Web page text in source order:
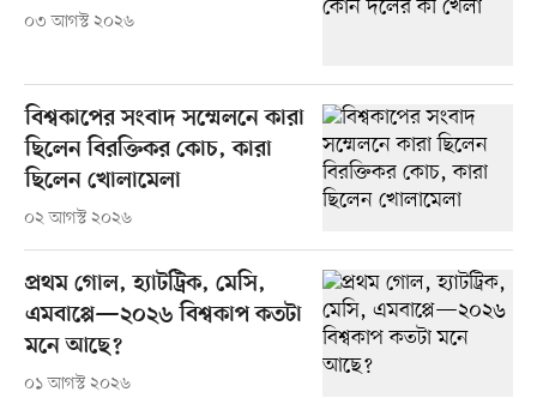
০৩ আগস্ট ২০২৬
বিশ্বকাপের সংবাদ সম্মেলনে কারা
ছিলেন বিরক্তিকর কোচ, কারা
ছিলেন খোলামেলা
০২ আগস্ট ২০২৬
প্রথম গোল, হ্যাটট্রিক, মেসি,
এমবাপ্পে—২০২৬ বিশ্বকাপ কতটা
মনে আছে?
০১ আগস্ট ২০২৬